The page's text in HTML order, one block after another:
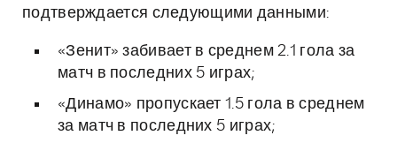
подтверждается следующими данными:
«Зенит» забивает в среднем 2.1 гола за
матч в последних 5 играх;
«Динамо» пропускает 1.5 гола в среднем
за матч в последних 5 играх;